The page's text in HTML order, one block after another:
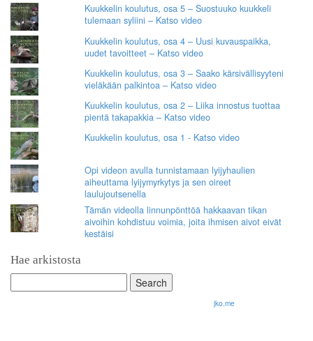
Kuukkelin koulutus, osa 5 – Suostuuko kuukkeli
tulemaan syliini – Katso video
Kuukkelin koulutus, osa 4 – Uusi kuvauspaikka,
uudet tavoitteet – Katso video
Kuukkelin koulutus, osa 3 – Saako kärsivällisyyteni
vieläkään palkintoa – Katso video
Kuukkelin koulutus, osa 2 – Liika innostus tuottaa
pientä takapakkia – Katso video
Kuukkelin koulutus, osa 1 - Katso video
Opi videon avulla tunnistamaan lyijyhaulien
aiheuttama lyijymyrkytys ja sen oireet
laulujoutsenella
Tämän videolla linnunpönttöä hakkaavan tikan
aivoihin kohdistuu voimia, joita ihmisen aivot eivät
kestäisi
Hae arkistosta
for:
jko.me